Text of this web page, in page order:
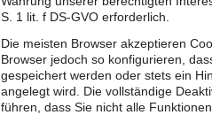
S. 1 lit. f DS-GVO erforderlich.
Die meisten Browser akzeptieren
Browser jedoch so konfigurieren,
gespeichert werden oder stets ein
angelegt wird. Die vollständige
führen, dass Sie nicht alle